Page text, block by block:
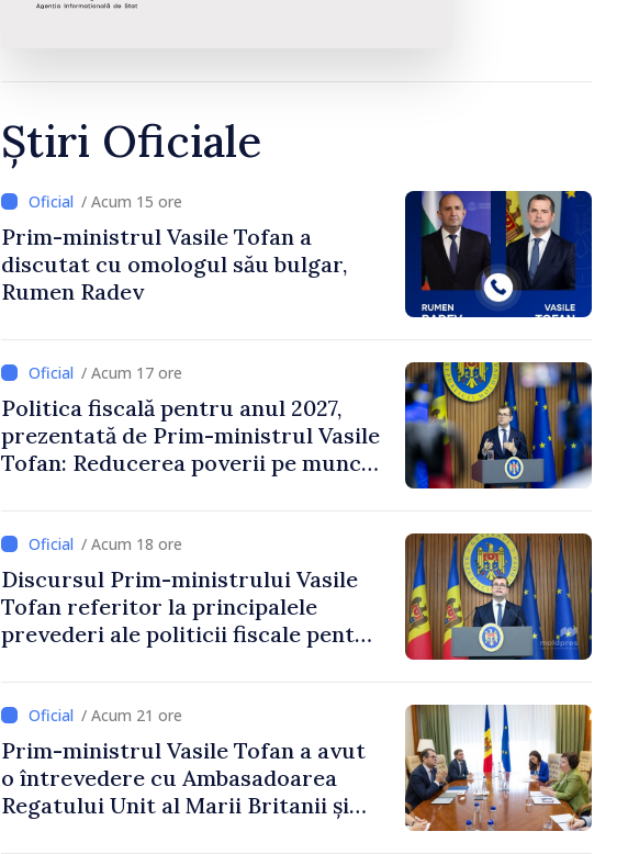
Știri Oficiale
/ Acum 15 ore
Prim-ministrul Vasile Tofan a
discutat cu omologul său bulgar,
Rumen Radev
/ Acum 17 ore
Politica fiscală pentru anul 2027,
prezentată de Prim-ministrul Vasile
Tofan: Reducerea poverii pe muncă,
/ Acum 18 ore
Discursul Prim-ministrului Vasile
Tofan referitor la principalele
prevederi ale politicii fiscale pentru
/ Acum 21 ore
Prim-ministrul Vasile Tofan a avut
o întrevedere cu Ambasadoarea
Regatului Unit al Marii Britanii și